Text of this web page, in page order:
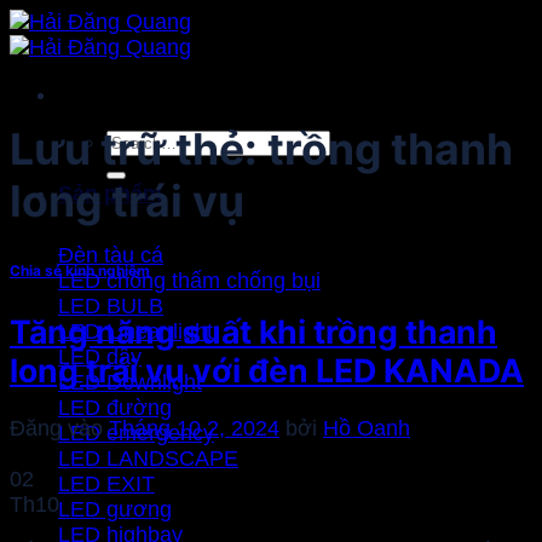
Bỏ
qua
dung
Search
for:
Sản phẩm
Đèn tàu cá
LED chống thấm chống bụi
LED BULB
LED Linear light
LED dây
LED Downlight
LED đường
LED emergency
LED LANDSCAPE
LED EXIT
LED gương
LED highbay
Lưu trữ thẻ:trồng thanh
long trái vụ
Chia sẻ kinh nghiệm
Tăng năng suất khi trồng thanh
long trái vụ với đèn LED KANADA
Đăng vàoTháng 10 2, 2024 bởi Hồ Oanh
02
Th10